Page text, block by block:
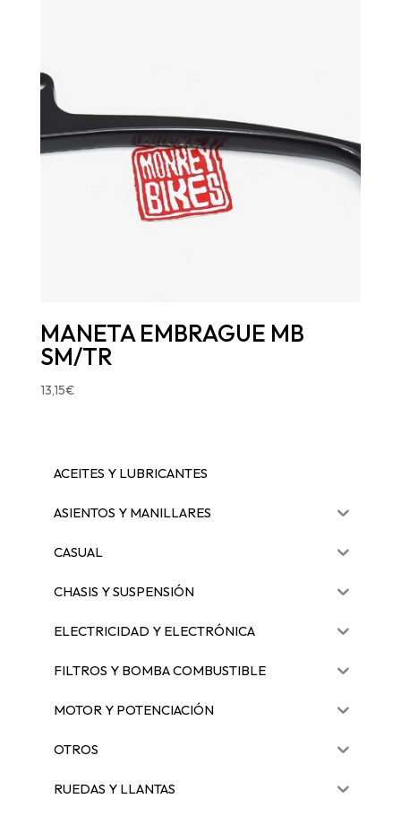
MANETA EMBRAGUE MB
SM/TR
13,15€
ACEITES Y LUBRICANTES
ASIENTOS Y MANILLARES
CASUAL
CHASIS Y SUSPENSIÓN
ELECTRICIDAD Y ELECTRÓNICA
FILTROS Y BOMBA COMBUSTIBLE
MOTOR Y POTENCIACIÓN
OTROS
RUEDAS Y LLANTAS